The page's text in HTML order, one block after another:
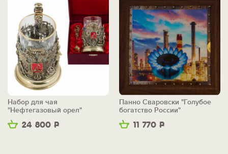
24 800 Р
Набор для чая
"Нефтегазовый орел"
11 770 Р
Панно Сваровски "Голубое
богатство России"